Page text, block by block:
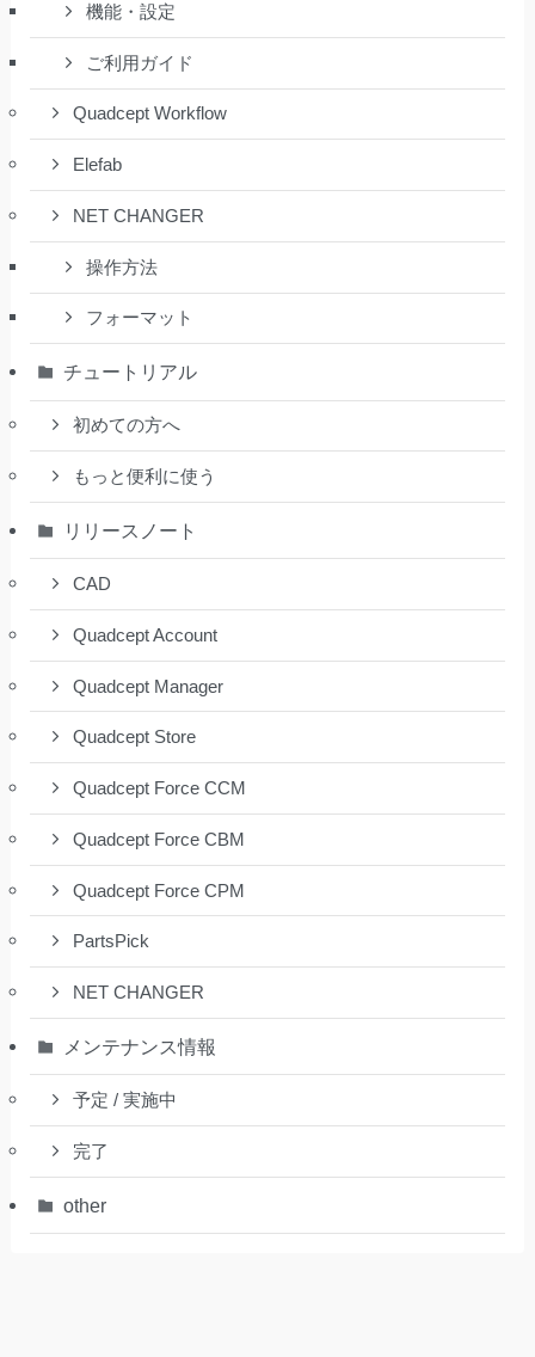
機能・設定
ご利用ガイド
Quadcept Workflow
Elefab
NET CHANGER
操作方法
フォーマット
チュートリアル
初めての方へ
もっと便利に使う
リリースノート
CAD
Quadcept Account
Quadcept Manager
Quadcept Store
Quadcept Force CCM
Quadcept Force CBM
Quadcept Force CPM
PartsPick
NET CHANGER
メンテナンス情報
予定 / 実施中
完了
other